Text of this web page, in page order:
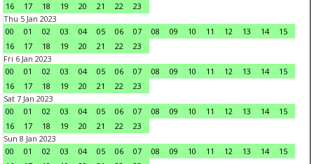
16
17 18 19 20 21 22
23
Thu 5 Jan 2023
00
01 02 03 04 05 06 07 08 09 10 11 12 13 14
15
16
17 18 19 20 21 22
23
Fri 6 Jan 2023
00
01 02 03 04 05 06 07 08 09 10 11 12 13 14
15
16
17 18 19 20 21 22
23
Sat 7 Jan 2023
00
01 02 03 04 05 06 07 08 09 10 11 12 13 14
15
16
17 18 19 20 21 22
23
Sun 8 Jan 2023
00
01 02 03 04 05 06 07 08 09 10 11 12 13 14
15